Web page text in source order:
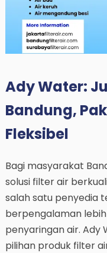
Ady Water:
Bandung,
Fleksibel
Bagi masyarakat
solusi filter air
salah satu penyedia
berpengalaman
penyaringan air.
pilihan produk filter